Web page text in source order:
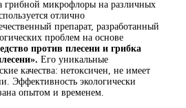
микрофлоры на различных
отлично
препарат, разработанный
проблем на основе
против плесени и грибка
Его уникальные
качества: нетоксичен, не имеет
Эффективность экологически
опытом и временем.